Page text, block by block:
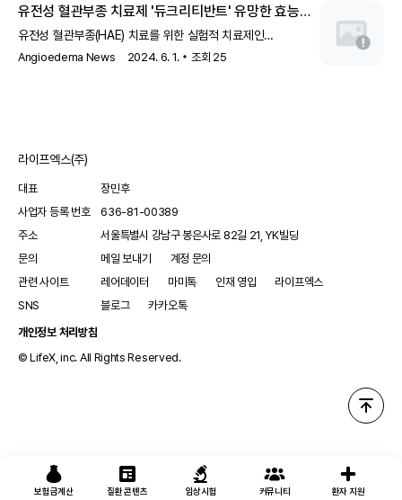
보험금계산 질환 콘텐츠 임상시험 커뮤니티 환자 지원
‘요양급여의 적용기준 및 방법에 관한
유전성 혈관부종 치료제 '듀크리티반트' 유망한 효능
보여
유전성 혈관부종(HAE) 치료를 위한 실험적 치료제인
듀크리티반트가 필요 시 사용 및 예방 치료로서 유망한 효능을
Angioedema News 2024. 6. 1. 조회 25
라이프엑스(주)
대표
장민후
사업자 등록 번호
636-81-00389
주소
서울특별시 강남구 봉은사로 82길 21, YK빌딩
문의
메일 보내기
계정 문의
관련 사이트
레어데이터 마미톡 인재 영입
라이프엑스
SNS
블로그
카카오톡
개인정보 처리방침
© LifeX, inc. All Rights Reserved.